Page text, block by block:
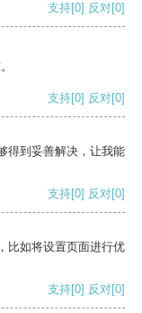
支持[0] 反对[0]
支持[0] 反对[0]
得到妥善解决，让我能
支持[0] 反对[0]
比如将设置页面进行优
支持[0] 反对[0]